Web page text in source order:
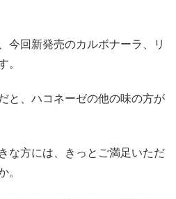
今回新発売のカルボナーラ、リ
。
と、ハコネーゼの他の味の方が
な方には、きっとご満足いただ
。